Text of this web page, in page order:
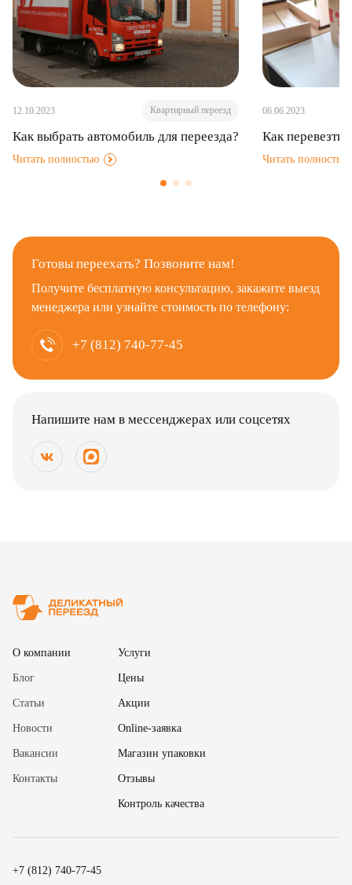
12.10.2023 Квартирный переезд
Как выбрать автомобиль для переезда?
Читать полностью .
06.06.2023
Как перевезти
Читать полностью
Готовы переехать? Позвоните нам!
Получите бесплатную консультацию, закажите выезд
менеджера или узнайте стоимость по телефону:
+7 (812) 740-77-45
Напишите нам в мессенджерах или соцсетях
О компании
Блог
Статьи
Новости
Вакансии
Контакты
Услуги
Цены
Акции
Online-заявка
Магазин упаковки
Отзывы
Контроль качества
+7 (812) 740-77-45
18
19
15